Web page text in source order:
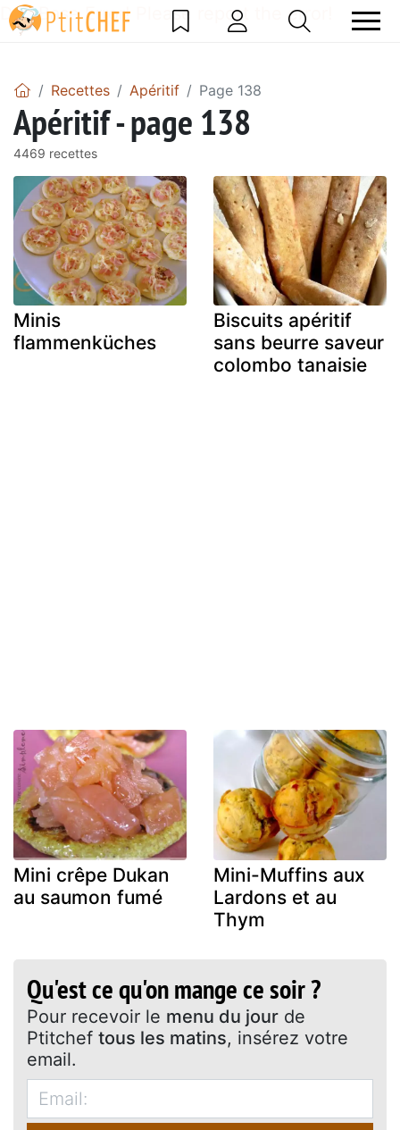
DataBase Error! Please report the error!
Recettes Apéritif Page 138
Apéritif - page 138
4469 recettes
Minis
flammenküches
Biscuits apéritif
sans beurre saveur
colombo tanaisie
Mini crêpe Dukan
au saumon fumé
Mini-Muffins aux
Lardons et au
Thym
Qu'est ce qu'on mange ce soir ?
Pour recevoir le menu du jour de
Ptitchef tous les matins, insérez votre
email.